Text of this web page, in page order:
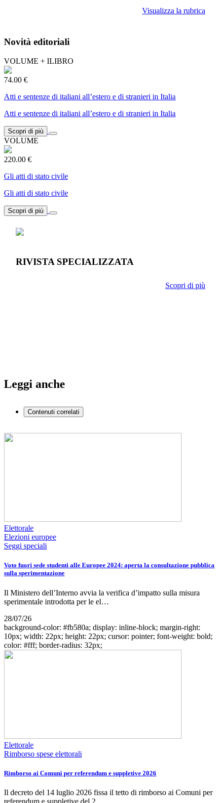
Visualizza la rubrica
Novità editoriali
VOLUME + ILIBRO
74.00 €
Atti e sentenze di italiani all’estero e di stranieri in Italia
Atti e sentenze di italiani all’estero e di stranieri in Italia
Scopri di più
VOLUME
220.00 €
Gli atti di stato civile
Gli atti di stato civile
Scopri di più
RIVISTA SPECIALIZZATA
Scopri di più
Leggi anche
Contenuti correlati
Elettorale
Elezioni europee
Seggi speciali
Voto fuori sede studenti alle Europee 2024: aperta la consultazione pubblica
sulla sperimentazione
Il Ministero dell’Interno avvia la verifica d’impatto sulla misura
sperimentale introdotta per le el…
28/07/26
background-color: #fb580a; display: inline-block; margin-right:
10px; width: 22px; height: 22px; cursor: pointer; font-weight: bold;
color: #fff; border-radius: 32px;
Elettorale
Rimborso spese elettorali
Rimborso ai Comuni per referendum e suppletive 2026
Il decreto del 14 luglio 2026 fissa il tetto di rimborso ai Comuni per
referendum e suppletive del 2…